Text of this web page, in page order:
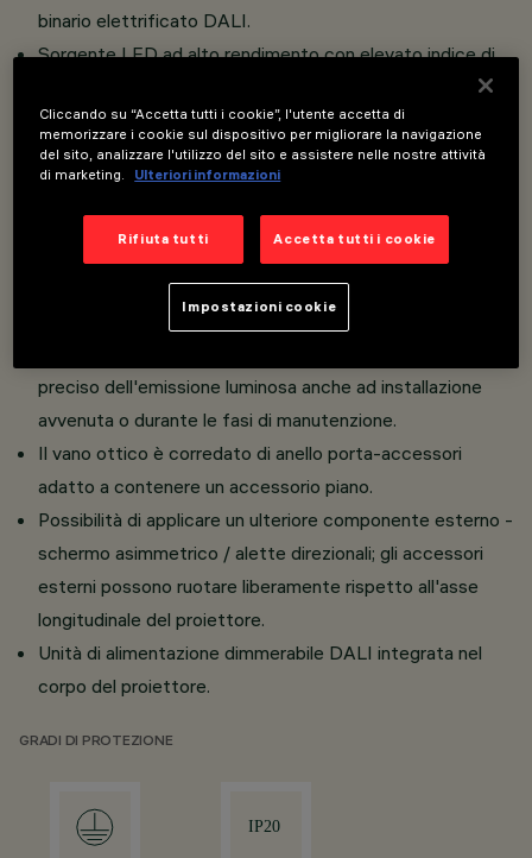
binario elettrificato DALI.
Sorgente LED ad alto rendimento con elevato indice di
Corpo illuminante in alluminio pressofuso e materiale
termoplastico.
Gli snodi del proiettore consentono una rotazione di
360° attorno all'asse verticale e l’inclinazione di 90° su
La dotazione di blocchi meccanici sul proiettore e
sull’adattatore permettono di fissare i movimenti di
preciso dell'emissione luminosa anche ad installazione
avvenuta o durante le fasi di manutenzione.
Il vano ottico è corredato di anello porta-accessori
adatto a contenere un accessorio piano.
Possibilità di applicare un ulteriore componente esterno -
schermo asimmetrico / alette direzionali; gli accessori
esterni possono ruotare liberamente rispetto all'asse
longitudinale del proiettore.
Unità di alimentazione dimmerabile DALI integrata nel
corpo del proiettore.
GRADI DI PROTEZIONE
Cliccando su “Accetta tutti i cookie”, l'utente accetta di
memorizzare i cookie sul dispositivo per migliorare la navigazione
del sito, analizzare l'utilizzo del sito e assistere nelle nostre attività
di marketing.
Ulteriori informazioni
Rifiuta tutti Accetta tutti i cookie
Impostazioni cookie